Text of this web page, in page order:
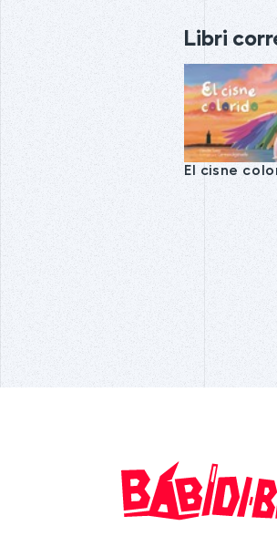
Libri
El cisne